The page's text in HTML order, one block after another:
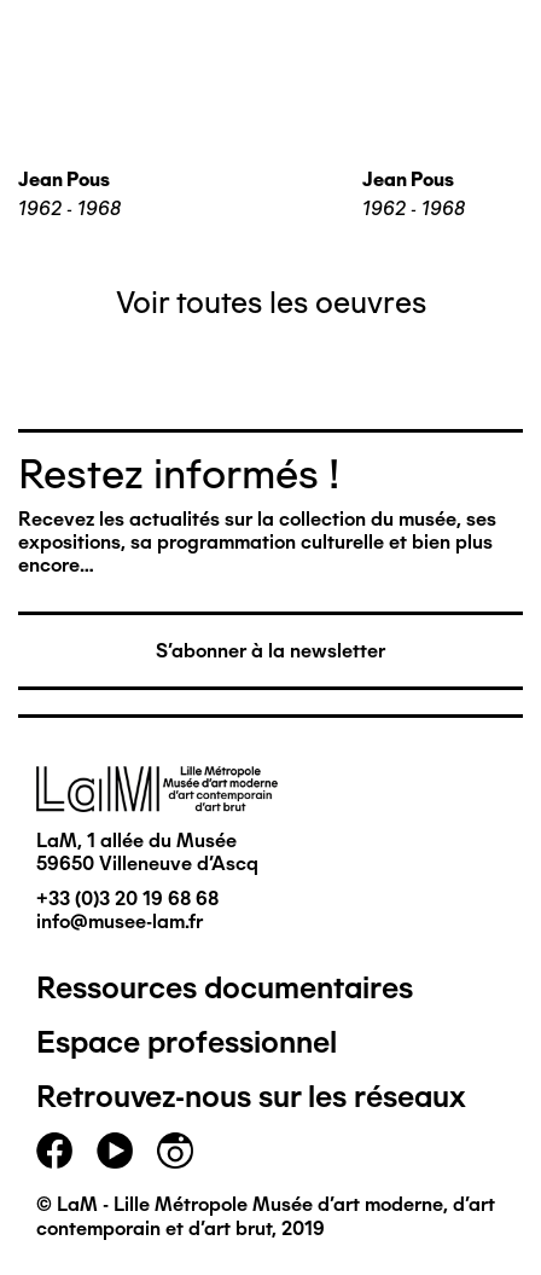
Jean Pous
1962 - 1968
Jean Pous
1962 - 1968
Voir toutes les oeuvres
Restez informés !
Recevez les actualités sur la collection du musée, ses
expositions, sa programmation culturelle et bien plus
encore…
S'abonner à la newsletter
Image
LaM, 1 allée du Musée
59650 Villeneuve d'Ascq
+33 (0)3 20 19 68 68
info@musee-lam.fr
Pied
de
page
principal
Ressources documentaires
Espace professionnel
Retrouvez-nous sur les réseaux
© LaM - Lille Métropole Musée d'art moderne, d'art
contemporain et d'art brut, 2019